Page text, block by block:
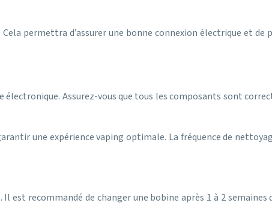
permettra d’assurer une bonne connexion électrique et de
Assurez-vous que tous les composants sont
une expérience vaping optimale. La fréquence de
recommandé de changer une bobine après 1 à 2 semaines